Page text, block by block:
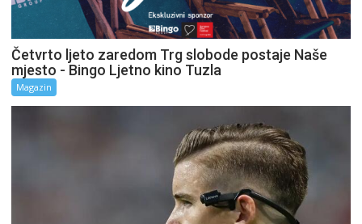
Četvrto ljeto zaredom Trg slobode postaje Naše
mjesto - Bingo Ljetno kino Tuzla
Magazin